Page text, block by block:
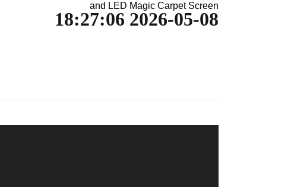
and LED Magic Carpet Screen
2026-05-08 18:27:06